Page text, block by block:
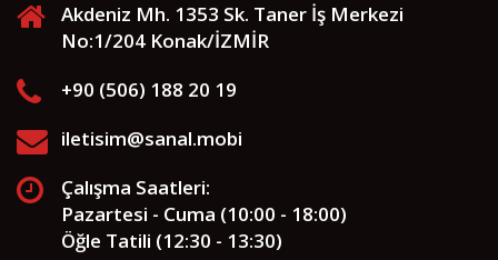
Akdeniz Mh. 1353 Sk. Taner İş Merkezi
No:1/204 Konak/İZMİR
+90 (506) 188 20 19
iletisim@sanal.mobi
Çalışma Saatleri:
Pazartesi - Cuma (10:00 - 18:00)
Öğle Tatili (12:30 - 13:30)